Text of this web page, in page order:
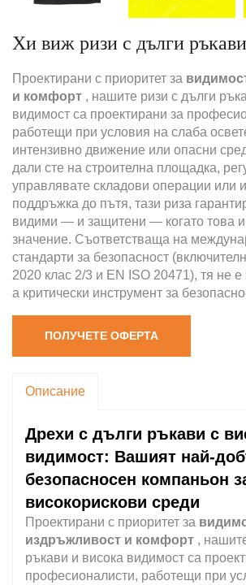
Хи виж ризи с дълги ръкави
Проектирани с приоритет за
и комфорт , нашите ризи с дълги
видимост са проектирани за
работещи при условия на слаба
интензивно движение или опасни
дали сте на строителна площадка,
управлявате складови операции или
поддръжка до пътя, тази риза
видими — и защитени — когато това
значение. Съответстваща на
стандарти за безопасност
2020 клас 2/3 и EN ISO 20471), тя не
а критически инструмент за
ПОЛУЧЕТЕ ОФЕРТА
Описание
Дрехи с дълги ръкави с
видимост: Вашият най-
безопасносен компаньон
високорискови среди
Проектирани с приоритет за
издръжливост и комфорт ,
ръкави и висока видимост са
професионалисти, работещи при